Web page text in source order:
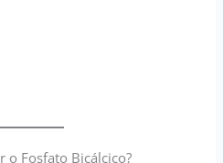
o Fosfato Bicálcico?